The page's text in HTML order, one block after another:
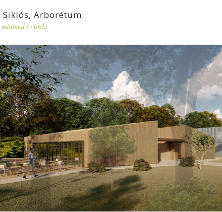
Siklós, Arborétum
minimal/vidéki